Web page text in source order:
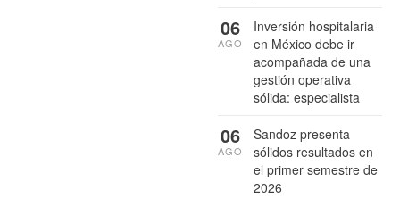
Inversión hospitalaria
en México debe ir
acompañada de una
gestión operativa
sólida: especialista
06
AGO
Sandoz presenta
sólidos resultados en
el primer semestre de
2026
06
AGO